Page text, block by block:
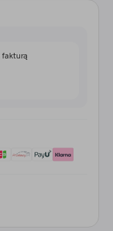
fakturą